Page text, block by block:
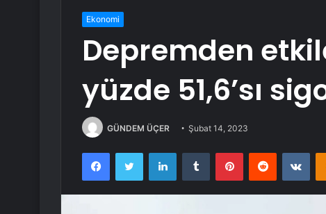
Ekonomi
Depremden
yüzde 51,6’sı
GÜNDEM ÜÇER Şubat 14, 2023
FacebookTwitter LinkedInTumblr PinterestReddit